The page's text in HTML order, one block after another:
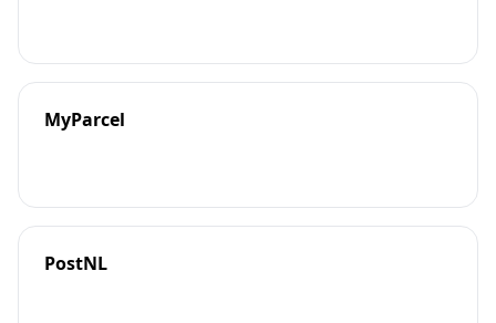
MyParcel
PostNL